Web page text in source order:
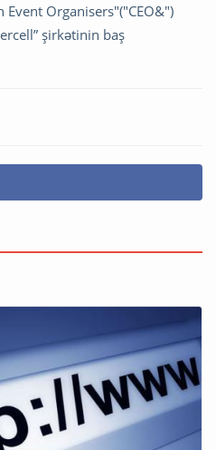
Organisers"("CEO&")
şirkətinin baş